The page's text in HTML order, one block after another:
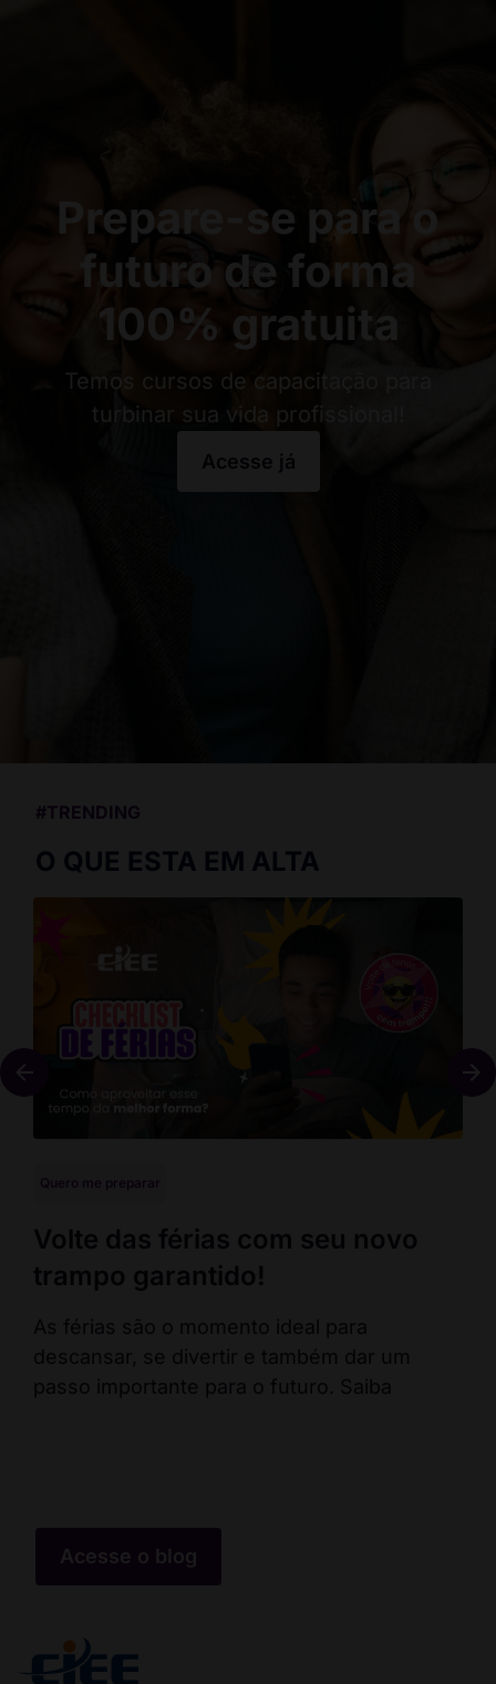
Prepare-se para o
futuro de forma
100% gratuita
Temos cursos de capacitação para
turbinar sua vida profissional!
Acesse já
#TRENDING
O QUE ESTA EM ALTA
Volte das férias com seu novo
trampo garantido!
As férias são o momento ideal para
descansar, se divertir e também dar um
passo importante para o futuro. Saiba
Acesse o blog